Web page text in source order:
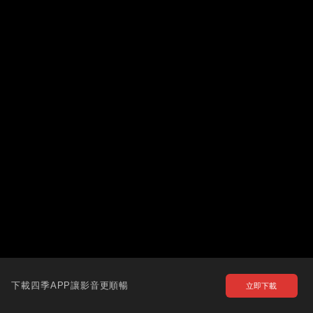
下載四季APP讓影音更順暢 立即下載